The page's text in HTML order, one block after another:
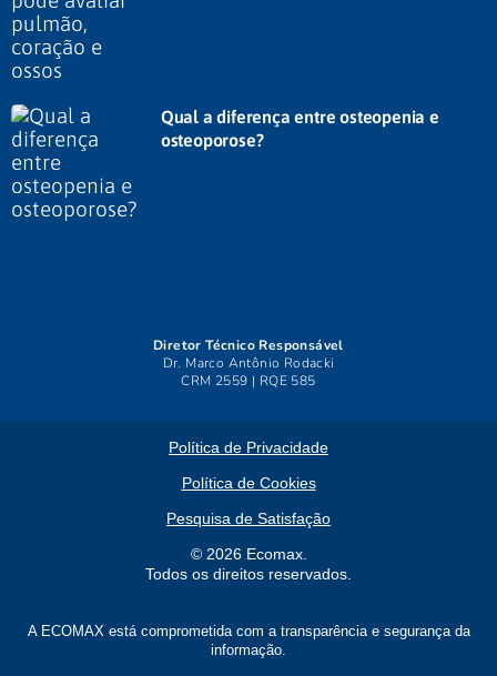
Qual a diferença entre osteopenia e
osteoporose?
Diretor Técnico Responsável
Dr. Marco Antônio Rodacki
CRM 2559 | RQE 585
Política de Privacidade
Política de Cookies
Pesquisa de Satisfação
© 2026 Ecomax.
Todos os direitos reservados.
A ECOMAX está comprometida com a transparência e segurança da
informação.